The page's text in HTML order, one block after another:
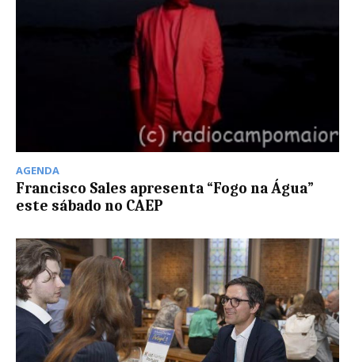
AGENDA
Francisco Sales apresenta “Fogo na Água”
este sábado no CAEP